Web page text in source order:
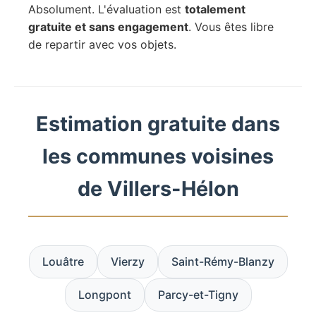
Absolument. L'évaluation est totalement
gratuite et sans engagement. Vous êtes libre
de repartir avec vos objets.
Estimation gratuite dans
les communes voisines
de Villers-Hélon
Louâtre Vierzy Saint-Rémy-Blanzy
Longpont Parcy-et-Tigny